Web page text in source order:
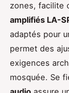
zones, facilite
amplifiés LA-
adaptés pour
permet des
exigences
mosquée. Se